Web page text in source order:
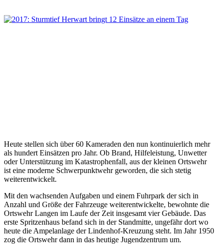
Heute stellen sich über 60 Kameraden den nun kontinuierlich mehr
als hundert Einsätzen pro Jahr. Ob Brand, Hilfeleistung, Unwetter
oder Unterstützung im Katastrophenfall, aus der kleinen Ortswehr
ist eine moderne Schwerpunktwehr geworden, die sich stetig
weiterentwickelt.
Mit den wachsenden Aufgaben und einem Fuhrpark der sich in
Anzahl und Größe der Fahrzeuge weiterentwickelte, bewohnte die
Ortswehr Langen im Laufe der Zeit insgesamt vier Gebäude. Das
erste Spritzenhaus befand sich in der Standmitte, ungefähr dort wo
heute die Ampelanlage der Lindenhof-Kreuzung steht. Im Jahr 1950
zog die Ortswehr dann in das heutige Jugendzentrum um.